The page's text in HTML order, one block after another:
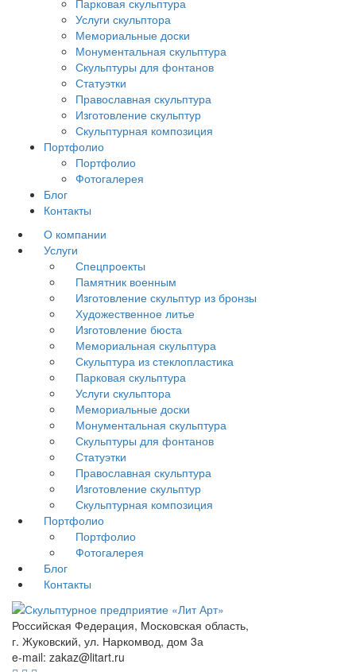
Парковая скульптура
Услуги скульптора
Мемориальные доски
Монументальная скульптура
Скульптуры для фонтанов
Статуэтки
Православная скульптура
Изготовление скульптур
Скульптурная композиция
Портфолио
Портфолио
Фотогалерея
Блог
Контакты
О компании
Услуги
Спецпроекты
Памятник военным
Изготовление скульптур из бронзы
Художественное литье
Изготовление бюста
Мемориальная скульптура
Скульптура из стеклопластика
Парковая скульптура
Услуги скульптора
Мемориальные доски
Монументальная скульптура
Скульптуры для фонтанов
Статуэтки
Православная скульптура
Изготовление скульптур
Скульптурная композиция
Портфолио
Портфолио
Фотогалерея
Блог
Контакты
Российская Федерация, Московская область,
г. Жуковский, ул. Наркомвод, дом 3а
e-mail: zakaz@litart.ru